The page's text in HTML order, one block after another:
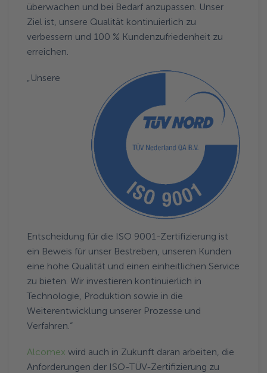
überwachen und bei Bedarf anzupassen. Unser
Ziel ist, unsere Qualität kontinuierlich zu
verbessern und 100 % Kundenzufriedenheit zu
erreichen.
„Unsere
Entscheidung für die ISO 9001-Zertifizierung ist
ein Beweis für unser Bestreben, unseren Kunden
eine hohe Qualität und einen einheitlichen Service
zu bieten. Wir investieren kontinuierlich in
Technologie, Produktion sowie in die
Weiterentwicklung unserer Prozesse und
Verfahren.“
Alcomex wird auch in Zukunft daran arbeiten, die
Anforderungen der ISO-TÜV-Zertifizierung zu